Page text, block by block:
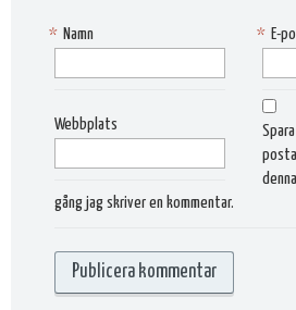
Namn
* E-
*
Webbplats
gång jag skriver en kommentar.